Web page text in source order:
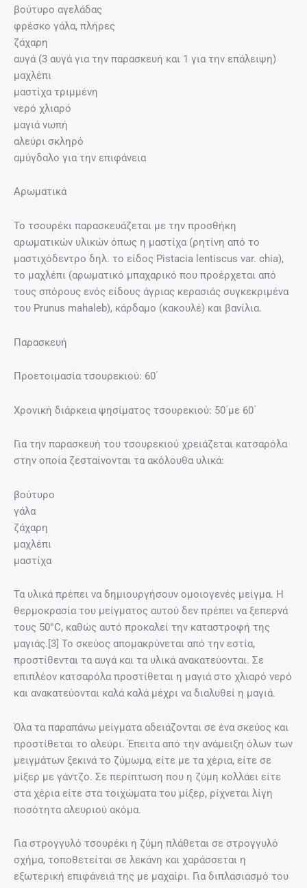
βούτυρο αγελάδας
φρέσκο γάλα, πλήρες
ζάχαρη
αυγά (3 αυγά για την παρασκευή και 1 για την επάλειψη)
μαχλέπι
μαστίχα τριμμένη
νερό χλιαρό
μαγιά νωπή
αλεύρι σκληρό
αμύγδαλο για την επιφάνεια
Αρωματικά
Το τσουρέκι παρασκευάζεται με την προσθήκη
αρωματικών υλικών όπως η μαστίχα (ρητίνη από το
μαστιχόδεντρο δηλ. το είδος Pistacia lentiscus var. chia),
το μαχλέπι (αρωματικό μπαχαρικό που προέρχεται από
τους σπόρους ενός είδους άγριας κερασιάς συγκεκριμένα
του Prunus mahaleb), κάρδαμο (κακουλέ) και βανίλια.
Παρασκευή
Προετοιμασία τσουρεκιού: 60΄
Χρονική διάρκεια ψησίματος τσουρεκιού: 50΄με 60΄
Για την παρασκευή του τσουρεκιού χρειάζεται κατσαρόλα
στην οποία ζεσταίνονται τα ακόλουθα υλικά:
βούτυρο
γάλα
ζάχαρη
μαχλέπι
μαστίχα
Τα υλικά πρέπει να δημιουργήσουν ομοιογενές μείγμα. Η
θερμοκρασία του μείγματος αυτού δεν πρέπει να ξεπερνά
τους 50°C, καθώς αυτό προκαλεί την καταστροφή της
μαγιάς.[3] Το σκεύος απομακρύνεται από την εστία,
προστίθενται τα αυγά και τα υλικά ανακατεύονται. Σε
επιπλέον κατσαρόλα προστίθεται η μαγιά στο χλιαρό νερό
και ανακατεύονται καλά καλά μέχρι να διαλυθεί η μαγιά.
Όλα τα παραπάνω μείγματα αδειάζονται σε ένα σκεύος και
προστίθεται το αλεύρι. Έπειτα από την ανάμειξη όλων των
μειγμάτων ξεκινά το ζύμωμα, είτε με τα χέρια, είτε σε
μίξερ με γάντζο. Σε περίπτωση που η ζύμη κολλάει είτε
στα χέρια είτε στα τοιχώματα του μίξερ, ρίχνεται λίγη
ποσότητα αλευριού ακόμα.
Για στρογγυλό τσουρέκι η ζύμη πλάθεται σε στρογγυλό
σχήμα, τοποθετείται σε λεκάνη και χαράσσεται η
εξωτερική επιφάνειά της με μαχαίρι. Για διπλασιασμό του